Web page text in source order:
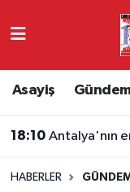
Asayiş
18:10 Antalya'nın en
HABERLER
Ekonomi
Antalya